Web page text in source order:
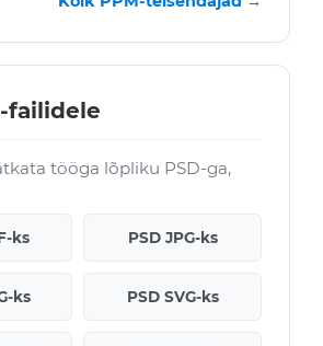
failidele
tööga lõpliku PSD-ga,
ks PSD JPG-ks
ks PSD SVG-ks